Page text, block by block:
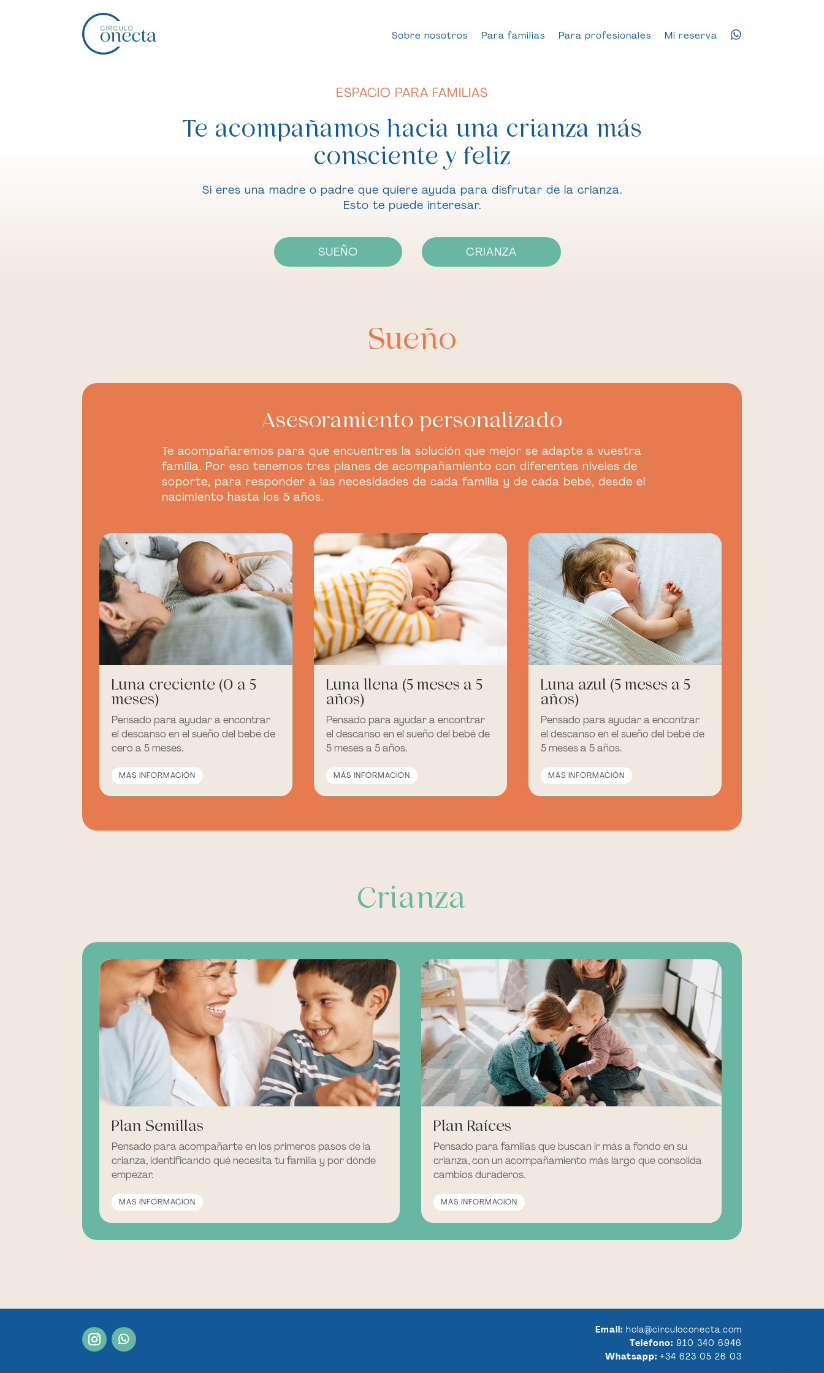
Sobre nosotros Para familias Para profesionales Mi reserva
ESPACIO PARA FAMILIAS
Te acompañamos hacia una crianza más
consciente y feliz
Si eres una madre o padre que quiere ayuda para disfrutar de la crianza.
Esto te puede interesar.
SUEÑO CRIANZA
Sueño
Asesoramiento personalizado
Te acompañaremos para que encuentres la solución que mejor se adapte a vuestra
familia. Por eso tenemos tres planes de acompañamiento con diferentes niveles de
soporte, para responder a las necesidades de cada familia y de cada bebé, desde el
nacimiento hasta los 5 años.
Luna creciente (0 a 5
meses)
Pensado para ayudar a encontrar
el descanso en el sueño del bebé de
cero a 5 meses.
MÁS INFORMACIÓN
Luna llena (5 meses a 5
años)
Pensado para ayudar a encontrar
el descanso en el sueño del bebé de
5 meses a 5 años.
MÁS INFORMACIÓN
Luna azul (5 meses a 5
años)
Pensado para ayudar a encontrar
el descanso en el sueño del bebé de
5 meses a 5 años.
MÁS INFORMACIÓN
Crianza
Plan Semillas
Pensado para acompañarte en los primeros pasos de la
crianza, identificando qué necesita tu familia y por dónde
empezar.
MÁS INFORMACIÓN
Plan Raíces
Pensado para familias que buscan ir más a fondo en su
crianza, con un acompañamiento más largo que consolida
cambios duraderos.
MÁS INFORMACIÓN
Email: hola@circuloconecta.com
Teléfono: 910 340 6946
Whatsapp: +34 623 05 26 03